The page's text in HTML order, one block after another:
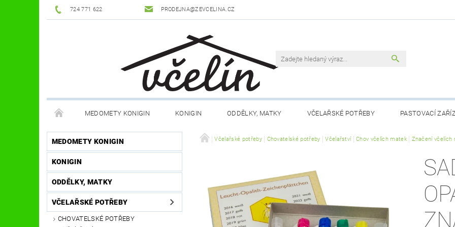
724 771 622 PRODEJNA@ZEVCELINA.CZ
MEDOMETY KONIGIN KONIGIN ODDĚLKY, MATKY VČELAŘSKÉ POTŘEBY PASTOVACÍ
POTŘEBY K ÚLŮM OCHRANNÉ POMŮCKY VČELAŘSKÁ LITERATURA VČELÍ PRODUKTY MEDY
DŮM A ZAHRADA CHOV MATEK
OSTATNÍ POMŮCKY NOVINKY NAPIŠTE NÁM KONTAKTY
MEDOMETY KONIGIN
KONIGIN
ODDĚLKY, MATKY
VČELAŘSKÉ POTŘEBY
CHOVATELSKÉ POTŘEBY
Včelařské potřeby Chovatelské potřeby Včelařství Chov včelích matek Značení včelích